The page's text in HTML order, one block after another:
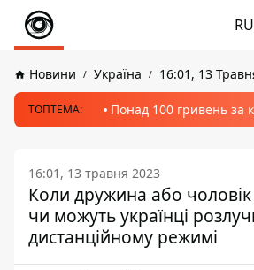
RU
Новини Україна 16:01, 13
ТОПТЕМА: Понад 100 гривень за
16:01, 13 травня 2023
Коли дружина або
чи можуть українці
дистанційному режимі